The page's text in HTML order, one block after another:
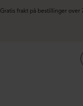
Gratis frakt på bestillinger over